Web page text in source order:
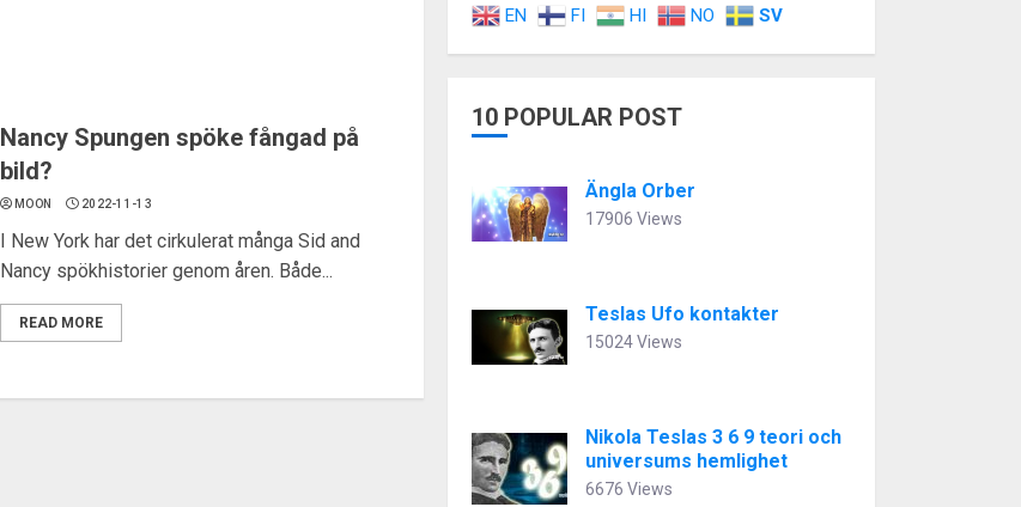
Nancy Spungen spöke fångad på
bild?
MOON 2022-11-13
I New York har det cirkulerat många Sid and
Nancy spökhistorier genom åren. Både...
READ MORE
EN FI HI NO SV
10 POPULAR POST
Ängla Orber
17906 Views
Teslas Ufo kontakter
15024 Views
Nikola Teslas 3 6 9 teori och
universums hemlighet
6676 Views